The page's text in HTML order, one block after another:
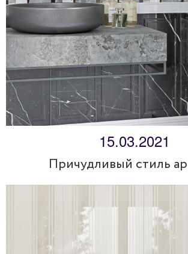
15.03.2021
Причудливый стиль